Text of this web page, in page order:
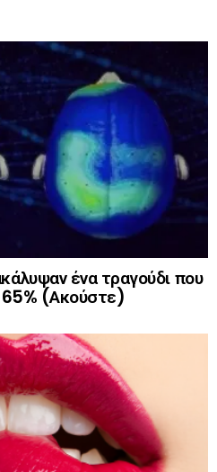
ένα τραγούδι που
65% (Ακούστε)